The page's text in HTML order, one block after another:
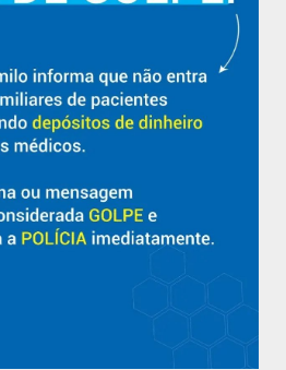
e compromisso com a vida em